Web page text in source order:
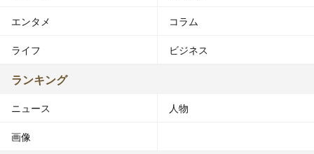
エンタメ コラム
ライフ ビジネス
ランキング
ニュース 人物
画像